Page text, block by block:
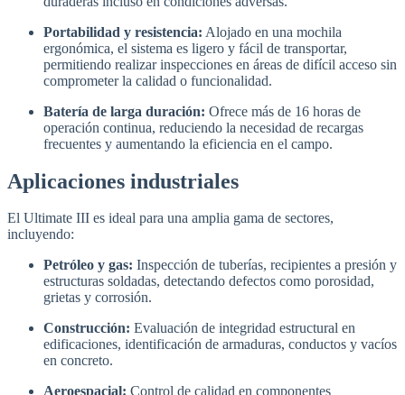
Portabilidad y resistencia: Alojado en una mochila
ergonómica, el sistema es ligero y fácil de transportar,
permitiendo realizar inspecciones en áreas de difícil acceso sin
comprometer la calidad o funcionalidad.
Batería de larga duración: Ofrece más de 16 horas de
operación continua, reduciendo la necesidad de recargas
frecuentes y aumentando la eficiencia en el campo.
Aplicaciones industriales
El Ultimate III es ideal para una amplia gama de sectores,
incluyendo:
Petróleo y gas: Inspección de tuberías, recipientes a presión y
estructuras soldadas, detectando defectos como porosidad,
grietas y corrosión.
Construcción: Evaluación de integridad estructural en
edificaciones, identificación de armaduras, conductos y vacíos
en concreto.
Aeroespacial: Control de calidad en componentes